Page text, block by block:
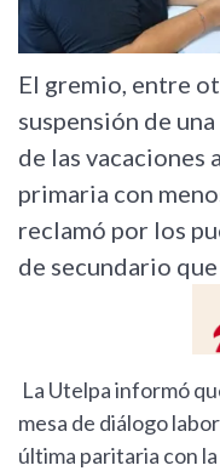
El gremio, entre
suspensión de
de las vacaciones
primaria con
reclamó por los
de secundario
La Utelpa informó
mesa de diálogo
última paritaria con